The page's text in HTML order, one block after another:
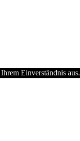
Einverständnis aus.